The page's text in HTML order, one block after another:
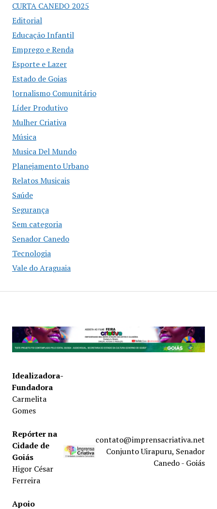
CURTA CANEDO 2025
Editorial
Educação Infantil
Emprego e Renda
Esporte e Lazer
Estado de Goias
Jornalismo Comunitário
Líder Produtivo
Mulher Criativa
Música
Musica Del Mundo
Planejamento Urbano
Relatos Musicais
Saúde
Segurança
Sem categoria
Senador Canedo
Tecnologia
Vale do Araguaia
Idealizadora-
Fundadora
Carmelita
Gomes
Repórter na
Cidade de
Goiás
Higor César
Ferreira
Apoio
contato@imprensacriativa.net
Conjunto Uirapuru, Senador
Canedo - Goiás